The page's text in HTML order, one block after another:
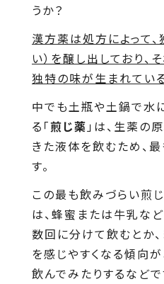
うか？
漢方薬は処方によって
い）を醸し出しており、
独特の味が生まれてい
中でも土瓶や土鍋で水
る「煎じ薬」は、生薬の
きた液体を飲むため、
す。
この最も飲みづらい煎
は、蜂蜜または牛乳な
数回に分けて飲むとか
を感じやすくなる傾向
飲んでみたりするなどで